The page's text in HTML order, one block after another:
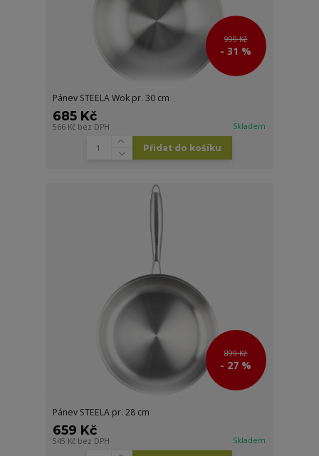
999 Kč
- 31 %
Pánev STEELA Wok pr. 30 cm
685 Kč
566 Kč bez DPH Skladem
Přidat do košíku
899 Kč
- 27 %
Pánev STEELA pr. 28 cm
659 Kč
545 Kč bez DPH Skladem